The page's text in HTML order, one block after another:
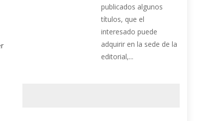
publicados algunos
títulos, que el
interesado puede
adquirir en la sede de la
editorial,...